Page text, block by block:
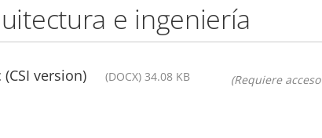
e ingeniería
(CSI version) (DOCX) 34.08 KB (Requiere